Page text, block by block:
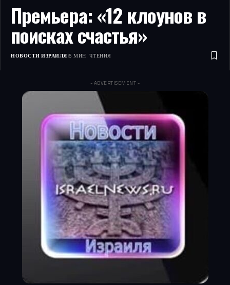
Премьера: «12 клоунов в
поисках счастья»
НОВОСТИ ИЗРАИЛЯ 6 МИН. ЧТЕНИЯ
- ADVERTISEMENT -